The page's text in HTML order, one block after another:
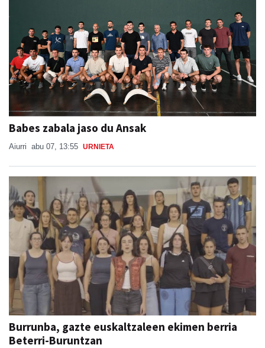
Babes zabala jaso du Ansak
Aiurri abu 07, 13:55 URNIETA
Burrunba, gazte euskaltzaleen ekimen berria
Beterri-Buruntzan